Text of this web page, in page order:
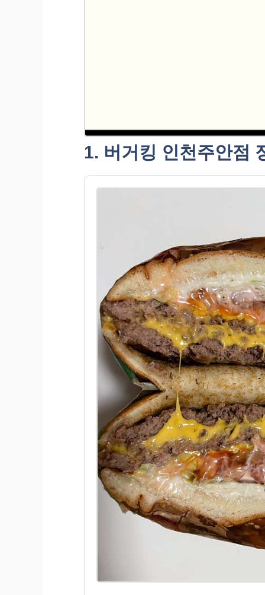
1. 버거킹 인천주안점